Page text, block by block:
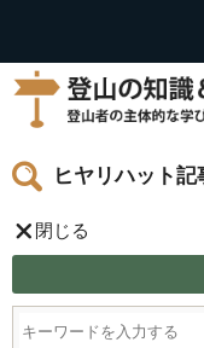
ヒヤリハット
閉じる